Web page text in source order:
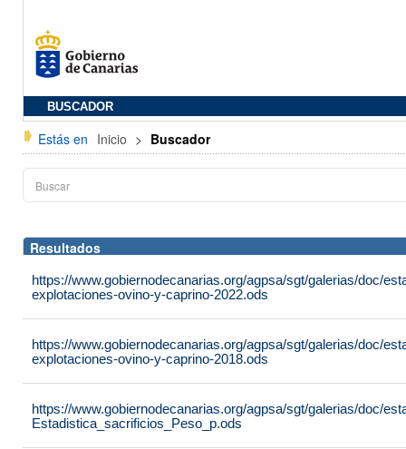
BUSCADOR
Estás en Inicio > Buscador
Resultados
https://www.gobiernodecanarias.org/agpsa/sgt/galerias/doc/
explotaciones-ovino-y-caprino-2022.ods
https://www.gobiernodecanarias.org/agpsa/sgt/galerias/doc/
explotaciones-ovino-y-caprino-2018.ods
https://www.gobiernodecanarias.org/agpsa/sgt/galerias/doc/
Estadistica_sacrificios_Peso_p.ods